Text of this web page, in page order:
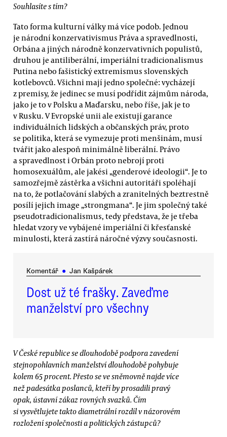
Souhlasíte s tím?
Tato forma kulturní války má více podob. Jednou
je národní konzervativismus Práva a spravedlnosti,
Orbána a jiných národně konzervativních populistů,
druhou je antiliberální, imperiální tradicionalismus
Putina nebo fašistický extremismus slovenských
kotlebovců. Všichni mají jedno společné: vycházejí
z premisy, že jedinec se musí podřídit zájmům národa,
jako je to v Polsku a Maďarsku, nebo říše, jak je to
v Rusku. V Evropské unii ale existují garance
individuálních lidských a občanských práv, proto
se politika, která se vymezuje proti menšinám, musí
tvářit jako alespoň minimálně liberální. Právo
a spravedlnost i Orbán proto nebrojí proti
homosexuálům, ale jakési „genderové ideologii“. Je to
samozřejmě zástěrka a všichni autoritáři spoléhají
na to, že potlačování slabých a zranitelných beztrestně
posílí jejich image „strongmana“. Je jim společný také
pseudotradicionalismus, tedy představa, že je třeba
hledat vzory ve vybájené imperiální či křesťanské
minulosti, která zastírá náročné výzvy současnosti.
Komentář ● Jan Kašpárek
Dost už té frašky. Zaveďme
manželství pro všechny
V České republice se dlouhodobě podpora zavedení
stejnopohlavních manželství dlouhodobě pohybuje
kolem 65 procent. Přesto se ve sněmovně najde více
než padesátka poslanců, kteří by prosadili pravý
opak, ústavní zákaz rovných svazků. Čím
si vysvětlujete takto diametrální rozdíl v názorovém
rozložení společnosti a politických zástupců?